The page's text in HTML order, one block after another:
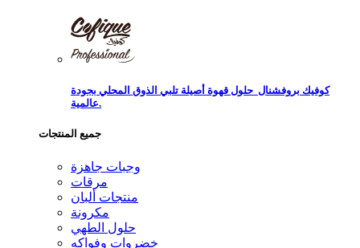
كوفيك بروفشنال حلول قهوة أصيلة تلبي الذوق المحلي بجودة
عالمية.
جميع المنتجات
وجبات جاهزة
مرقات
منتجات ألبان
مكرونة
حلول الطهي
خضروات وفواكه